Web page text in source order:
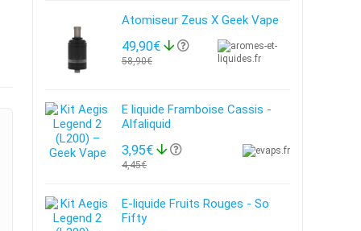
Atomiseur Zeus X Geek Vape
49,90€
58,90€
E liquide Framboise Cassis -
Alfaliquid
3,95€
4,45€
E-liquide Fruits Rouges - So
Fifty